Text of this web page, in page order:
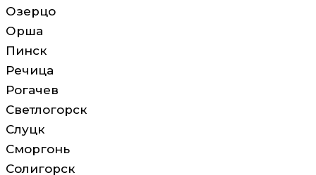
Озерцо
Орша
Пинск
Речица
Рогачев
Светлогорск
Слуцк
Сморгонь
Солигорск